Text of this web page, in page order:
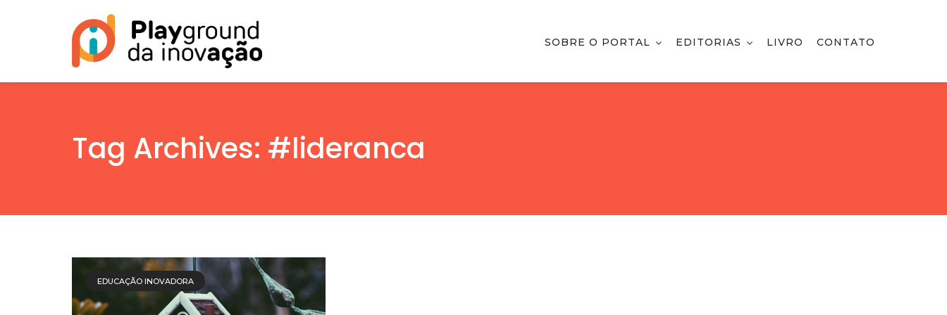
SOBRE O PORTAL EDITORIAS LIVRO CONTATO
Tag Archives: #lideranca
EDUCAÇÃO INOVADORA